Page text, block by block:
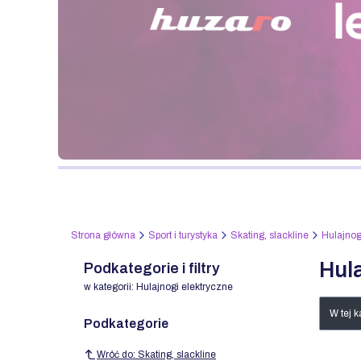
Naciśnij Enter lub spację, aby otworzyć stronę.
Strona główna Sport i turystyka Skating, slackline
Podkategorie i filtry
w kategorii: Hulajnogi elektryczne
Podkategorie
Wróć do: Skating, slackline
W tej